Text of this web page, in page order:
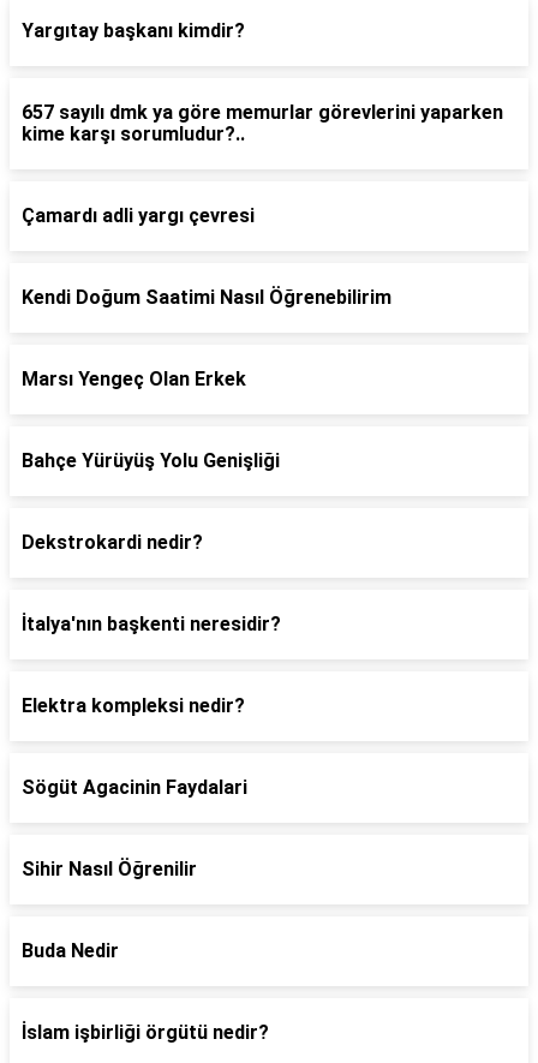
Yargıtay başkanı kimdir?
657 sayılı dmk ya göre memurlar görevlerini yaparken
kime karşı sorumludur?..
Çamardı adli yargı çevresi
Kendi Doğum Saatimi Nasıl Öğrenebilirim
Marsı Yengeç Olan Erkek
Bahçe Yürüyüş Yolu Genişliği
Dekstrokardi nedir?
İtalya'nın başkenti neresidir?
Elektra kompleksi nedir?
Sögüt Agacinin Faydalari
Sihir Nasıl Öğrenilir
Buda Nedir
İslam işbirliği örgütü nedir?